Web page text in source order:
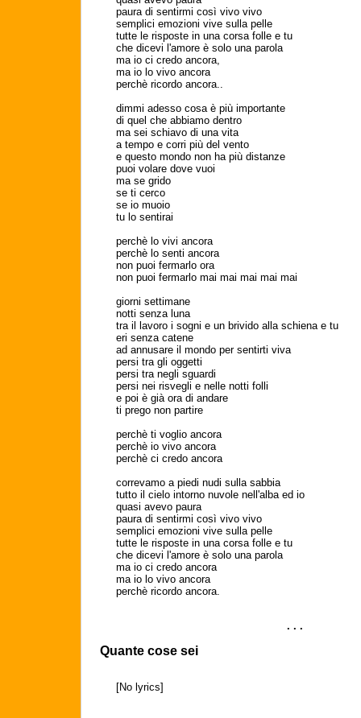
paura di sentirmi così vivo vivo
semplici emozioni vive sulla pelle
tutte le risposte in una corsa folle e tu
che dicevi l'amore è solo una parola
ma io ci credo ancora,
ma io lo vivo ancora
perchè ricordo ancora..
dimmi adesso cosa è più importante
di quel che abbiamo dentro
ma sei schiavo di una vita
a tempo e corri più del vento
e questo mondo non ha più distanze
puoi volare dove vuoi
ma se grido
se ti cerco
se io muoio
tu lo sentirai
perchè lo vivi ancora
perchè lo senti ancora
non puoi fermarlo ora
non puoi fermarlo mai mai mai mai mai
giorni settimane
notti senza luna
tra il lavoro i sogni e un brivido alla schiena e tu
eri senza catene
ad annusare il mondo per sentirti viva
persi tra gli oggetti
persi tra negli sguardi
persi nei risvegli e nelle notti folli
e poi è già ora di andare
ti prego non partire
perchè ti voglio ancora
perchè io vivo ancora
perchè ci credo ancora
correvamo a piedi nudi sulla sabbia
tutto il cielo intorno nuvole nell'alba ed io
quasi avevo paura
paura di sentirmi così vivo vivo
semplici emozioni vive sulla pelle
tutte le risposte in una corsa folle e tu
che dicevi l'amore è solo una parola
ma io ci credo ancora
ma io lo vivo ancora
perchè ricordo ancora.
. . .
Quante cose sei
[No lyrics]